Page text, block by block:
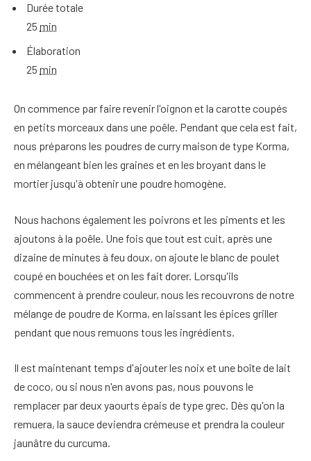
Durée totale
25 min
Élaboration
25 min
On commence par faire revenir l'oignon et la carotte coupés
en petits morceaux dans une poêle. Pendant que cela est fait,
nous préparons les poudres de curry maison de type Korma,
en mélangeant bien les graines et en les broyant dans le
mortier jusqu'à obtenir une poudre homogène.
Nous hachons également les poivrons et les piments et les
ajoutons à la poêle. Une fois que tout est cuit, après une
dizaine de minutes à feu doux, on ajoute le blanc de poulet
coupé en bouchées et on les fait dorer. Lorsqu'ils
commencent à prendre couleur, nous les recouvrons de notre
mélange de poudre de Korma, en laissant les épices griller
pendant que nous remuons tous les ingrédients.
Il est maintenant temps d'ajouter les noix et une boîte de lait
de coco, ou si nous n'en avons pas, nous pouvons le
remplacer par deux yaourts épais de type grec. Dès qu'on la
remuera, la sauce deviendra crémeuse et prendra la couleur
jaunâtre du curcuma.